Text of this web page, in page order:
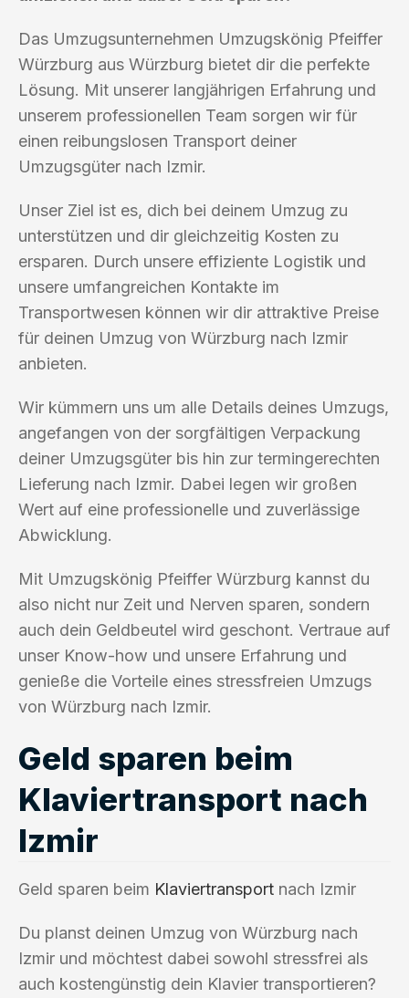
Das Umzugsunternehmen Umzugskönig Pfeiffer
Würzburg aus Würzburg bietet dir die perfekte
Lösung. Mit unserer langjährigen Erfahrung und
unserem professionellen Team sorgen wir für
einen reibungslosen Transport deiner
Umzugsgüter nach Izmir.
Unser Ziel ist es, dich bei deinem Umzug zu
unterstützen und dir gleichzeitig Kosten zu
ersparen. Durch unsere effiziente Logistik und
unsere umfangreichen Kontakte im
Transportwesen können wir dir attraktive Preise
für deinen Umzug von Würzburg nach Izmir
anbieten.
Wir kümmern uns um alle Details deines Umzugs,
angefangen von der sorgfältigen Verpackung
deiner Umzugsgüter bis hin zur termingerechten
Lieferung nach Izmir. Dabei legen wir großen
Wert auf eine professionelle und zuverlässige
Abwicklung.
Mit Umzugskönig Pfeiffer Würzburg kannst du
also nicht nur Zeit und Nerven sparen, sondern
auch dein Geldbeutel wird geschont. Vertraue auf
unser Know-how und unsere Erfahrung und
genieße die Vorteile eines stressfreien Umzugs
von Würzburg nach Izmir.
Geld sparen beim
Klaviertransport nach
Izmir
Geld sparen beim Klaviertransport nach Izmir
Du planst deinen Umzug von Würzburg nach
Izmir und möchtest dabei sowohl stressfrei als
auch kostengünstig dein Klavier transportieren?